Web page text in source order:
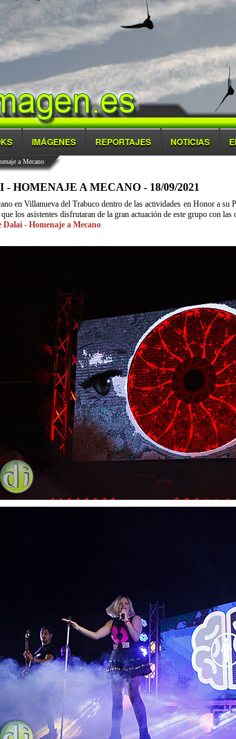
IMÁGENES REPORTAJES NOTICIAS
a Mecano
HOMENAJE A MECANO - 18/09/2021
en Villanueva del Trabuco dentro de las actividades en Honor a
los asistentes disfrutaran de la gran actuación de este grupo con las
Dalai - Homenaje a Mecano